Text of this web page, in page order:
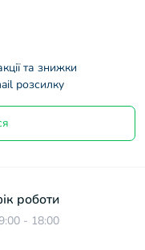
та знижки
розсилку
роботи
- 18:00